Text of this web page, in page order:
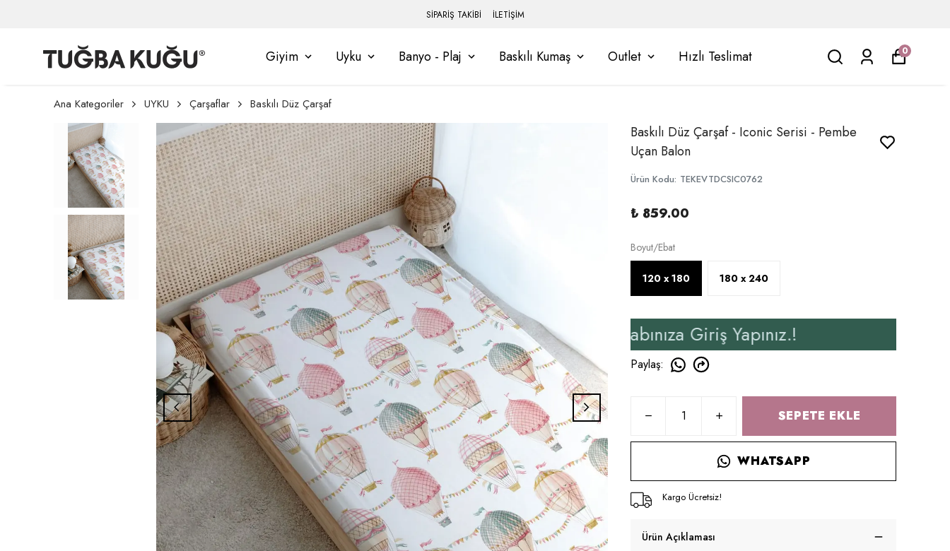
SİPARİŞ TAKİBİ İLETİŞİM
Giyim Uyku Banyo - Plaj Baskılı Kumaş Outlet Hızlı Teslimat 0
Ana Kategoriler UYKU Çarşaflar Baskılı Düz Çarşaf
Baskılı Düz Çarşaf - Iconic Serisi - Pembe
Uçan Balon
Ürün Kodu: TEKEVTDCSIC0762
₺ 859.00
Boyut/Ebat
120 x 180 180 x 240
Yararlanmak İçin Üyelik İşleminizi Tamamlayınız, Üye İseniz Hesabınıza Giriş Yapınız.!
Paylaş:
SEPETE EKLE
WHATSAPP
Kargo Ücretsiz!
Ürün Açıklaması